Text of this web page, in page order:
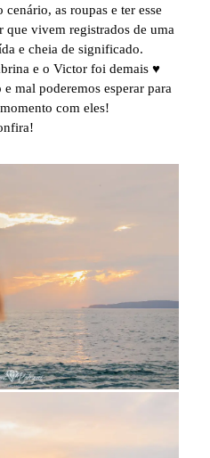
as roupas e ter esse
que vivem registrados de uma
e cheia de significado.
e o Victor foi demais ♥
mal poderemos esperar para
com eles!